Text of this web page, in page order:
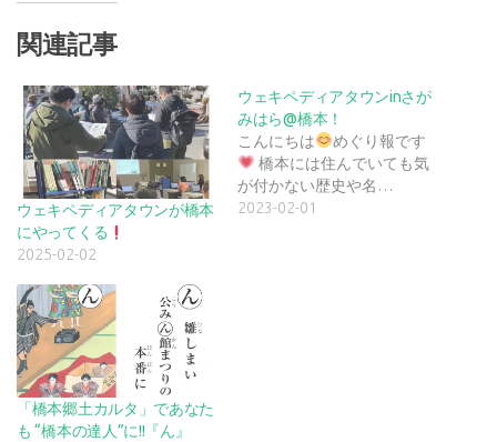
関連記事
ウェキペディアタウンが橋本
にやってくる
2025-02-02
ウェキペディアタウンinさが
みはら@橋本！
こんにちは
めぐり報です
橋本には住んでいても気
が付かない歴史や名…
2023-02-01
「橋本郷土カルタ」であなた
も “橋本の達人”に!!『ん』